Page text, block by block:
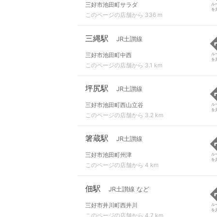
三好市池田町サラダ
このページの店舗から 336 m
ル
を
三縄駅 JR土讃線
三好市池田町中西
このページの店舗から 3.1 km
ル
を
坪尻駅 JR土讃線
三好市池田町西山立谷
このページの店舗から 3.2 km
ル
を
箸蔵駅 JR土讃線
三好市池田町州津
このページの店舗から 4 km
ル
を
佃駅 JR土讃線 など
三好市井川町西井川
このページの店舗から 4.7 km
ル
を